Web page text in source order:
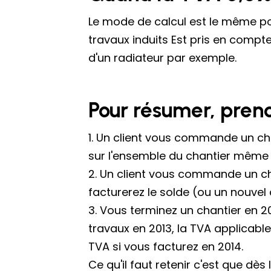
Le mode de calcul est le même
travaux induits Est pris en
d'un radiateur par exemple.
Pour résumer,
1. Un client vous commande un
sur l'ensemble du chantier
2. Un client vous commande un
facturerez le solde (ou un nouvel
3. Vous terminez un chantier en
travaux en 2013, la TVA
TVA si vous facturez en 2014.
Ce qu'il faut retenir c'est que